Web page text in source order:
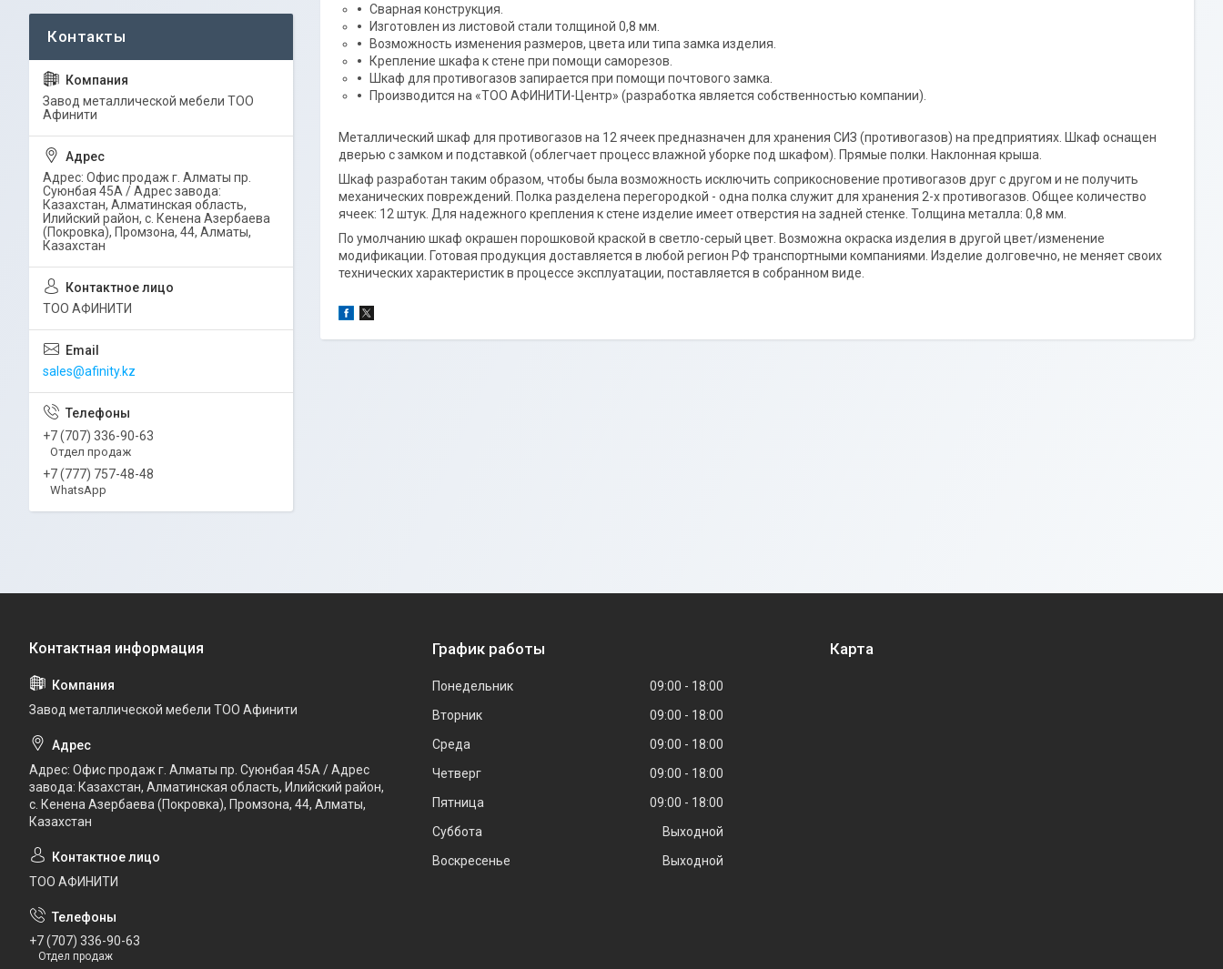
Сварная конструкция.
Изготовлен из листовой стали толщиной 0,8 мм.
Возможность изменения размеров, цвета или типа замка изделия.
Крепление шкафа к стене при помощи саморезов.
Шкаф для противогазов запирается при помощи почтового замка.
Производится на «ТОО АФИНИТИ-Центр» (разработка является собственностью компании).
Металлический шкаф для противогазов на 12 ячеек предназначен для хранения СИЗ (противогазов) на предприятиях. Шкаф оснащен
дверью с замком и подставкой (облегчает процесс влажной уборке под шкафом). Прямые полки. Наклонная крыша.
Шкаф разработан таким образом, чтобы была возможность исключить соприкосновение противогазов друг с другом и не получить
механических повреждений. Полка разделена перегородкой - одна полка служит для хранения 2-х противогазов. Общее количество
ячеек: 12 штук. Для надежного крепления к стене изделие имеет отверстия на задней стенке. Толщина металла: 0,8 мм.
По умолчанию шкаф окрашен порошковой краской в светло-серый цвет. Возможна окраска изделия в другой цвет/изменение
модификации. Готовая продукция доставляется в любой регион РФ транспортными компаниями. Изделие долговечно, не меняет своих
технических характеристик в процессе эксплуатации, поставляется в собранном виде.
Завод металлической мебели ТОО
Афинити
Адрес: Офис продаж г. Алматы пр.
Суюнбая 45А / Адрес завода:
Казахстан, Алматинская область,
Илийский район, ​с. Кенена Азербаева
(Покровка), Промзона, 44​, Алматы,
Казахстан
ТОО АФИНИТИ
sales@afinity.kz
+7 (707) 336-90-63
Отдел продаж
+7 (777) 757-48-48
WhatsApp
Завод металлической мебели ТОО Афинити
Адрес: Офис продаж г. Алматы пр. Суюнбая 45А / Адрес
завода: Казахстан, Алматинская область, Илийский район, ​
с. Кенена Азербаева (Покровка), Промзона, 44​, Алматы,
Казахстан
ТОО АФИНИТИ
+7 (707) 336-90-63
Отдел продаж
График работы
Понедельник 09:00
18:00
Вторник
09:00
18:00
Среда
09:00
18:00
Четверг
09:00
18:00
Пятница
09:00
18:00
Суббота
Выходной
Воскресенье
Выходной
Карта